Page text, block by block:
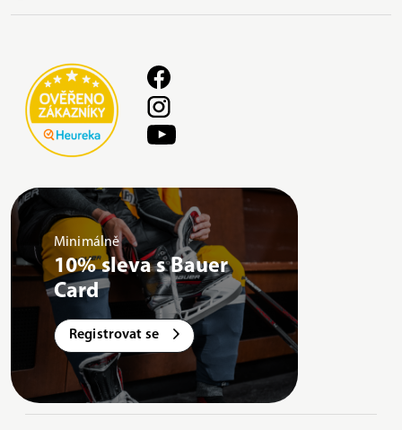
Minimálně
10% sleva s Bauer
Card
Registrovat se